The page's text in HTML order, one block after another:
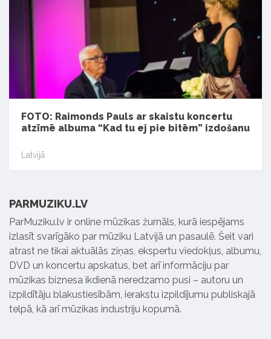
FOTO: Raimonds Pauls ar skaistu koncertu
atzīmē albuma “Kad tu ej pie bitēm” izdošanu
Latvijā
PARMUZIKU.LV
ParMuziku.lv ir online mūzikas žurnāls, kurā iespējams
izlasīt svarīgāko par mūziku Latvijā un pasaulē. Šeit vari
atrast ne tikai aktuālās ziņas, ekspertu viedokļus, albumu,
DVD un koncertu apskatus, bet arī informāciju par
mūzikas biznesa ikdienā neredzamo pusi – autoru un
izpildītāju blakustiesībām, ierakstu izpildījumu publiskajā
telpā, kā arī mūzikas industriju kopumā.